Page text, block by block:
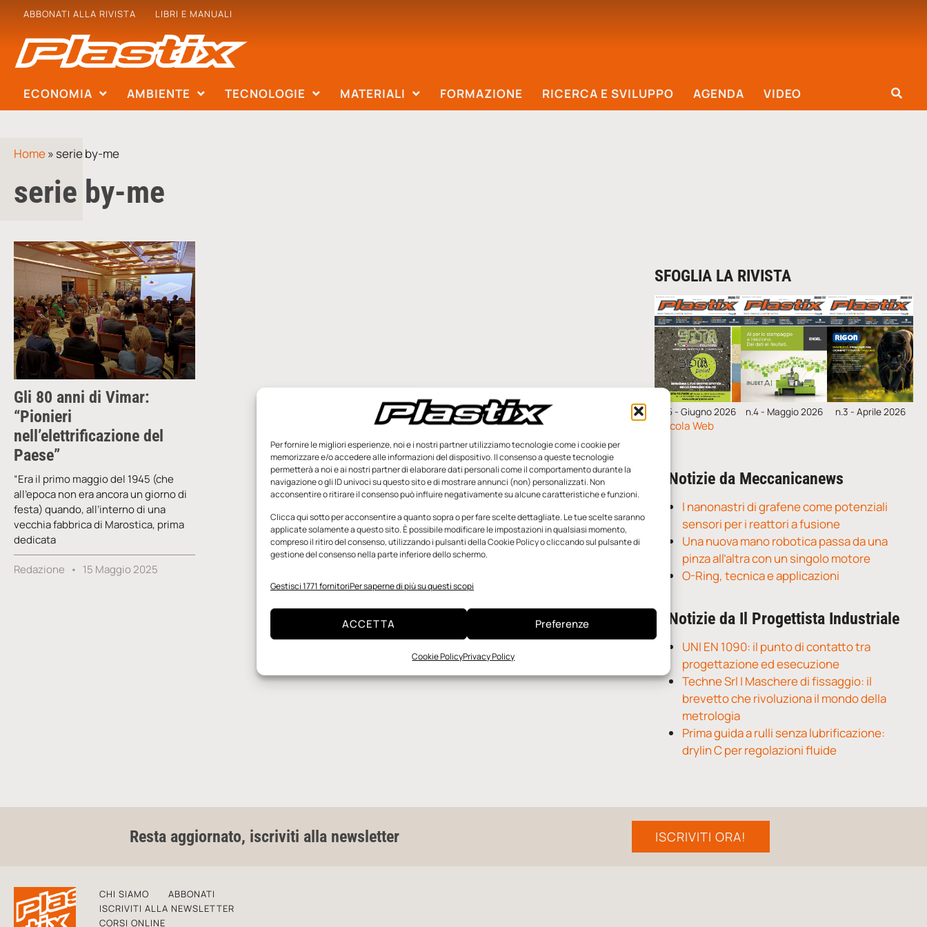
Per fornire le migliori esperienze, noi e i nostri partner utilizziamo tecnologie come i cookie per
memorizzare e/o accedere alle informazioni del dispositivo. Il consenso a queste tecnologie
permetterà a noi e ai nostri partner di elaborare dati personali come il comportamento durante la
navigazione o gli ID univoci su questo sito e di mostrare annunci (non) personalizzati. Non
acconsentire o ritirare il consenso può influire negativamente su alcune caratteristiche e funzioni.
Clicca qui sotto per acconsentire a quanto sopra o per fare scelte dettagliate. Le tue scelte saranno
applicate solamente a questo sito. È possibile modificare le impostazioni in qualsiasi momento,
compreso il ritiro del consenso, utilizzando i pulsanti della Cookie Policy o cliccando sul pulsante di
gestione del consenso nella parte inferiore dello schermo.
Gestisci 1771 fornitoriPer saperne di più su questi scopi
ACCETTA Preferenze
Cookie PolicyPrivacy Policy
ABBONATI ALLA RIVISTA LIBRI E MANUALI
ECONOMIA AMBIENTE TECNOLOGIE MATERIALI FORMAZIONE RICERCA E SVILUPPO AGENDA VIDEO
Home» serie by-me
serie by-me
Gli 80 anni di Vimar:
“Pionieri
nell’elettrificazione del
Paese”
“Era il primo maggio del 1945 (che
all’epoca non era ancora un giorno di
festa) quando, all’interno di una
vecchia fabbrica di Marostica, prima
dedicata
Redazione 15 Maggio 2025
SFOGLIA LA RIVISTA
n.5 - Giugno 2026 n.4 - Maggio 2026 n.3 - Aprile 2026
Edicola Web
Notizie da Meccanicanews
I nanonastri di grafene come potenziali
sensori per i reattori a fusione
Una nuova mano robotica passa da una
pinza all’altra con un singolo motore
O-Ring, tecnica e applicazioni
Notizie da Il Progettista Industriale
UNI EN 1090: il punto di contatto tra
progettazione ed esecuzione
Techne Srl | Maschere di fissaggio: il
brevetto che rivoluziona il mondo della
metrologia
Prima guida a rulli senza lubrificazione:
drylin C per regolazioni fluide
Resta aggiornato, iscriviti alla newsletter ISCRIVITI ORA!
CHI SIAMO
ABBONATI
ISCRIVITI ALLA NEWSLETTER
CORSI ONLINE